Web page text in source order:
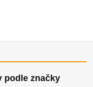
podle značky